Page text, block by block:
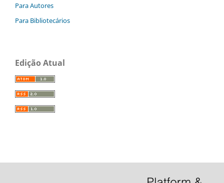
Para Autores
Para Bibliotecários
Edição Atual